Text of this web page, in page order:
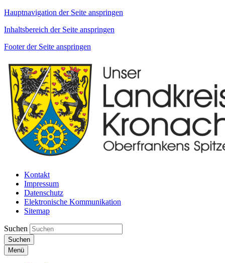
Hauptnavigation der Seite anspringen
Inhaltsbereich der Seite anspringen
Footer der Seite anspringen
Kontakt
Impressum
Datenschutz
Elektronische Kommunikation
Sitemap
Suchen
Suchen
Menü